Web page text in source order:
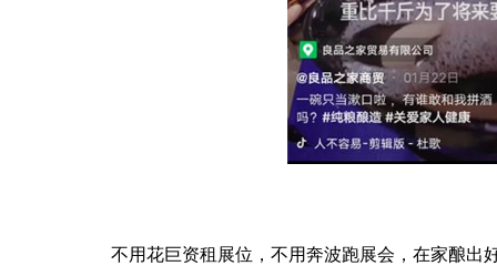
不用花巨资租展位，不用奔波跑展会，在家酿出